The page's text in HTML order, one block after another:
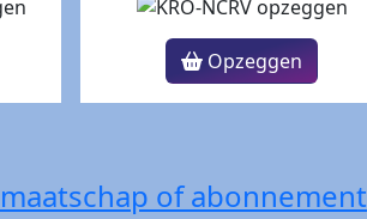
Opzeggen
of abonnement